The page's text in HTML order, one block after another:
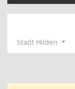
Stadt Hilden